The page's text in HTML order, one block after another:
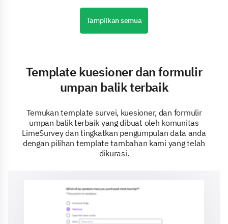
Tampilkan semua
Template kuesioner dan formulir
umpan balik terbaik
Temukan template survei, kuesioner, dan formulir
umpan balik terbaik yang dibuat oleh komunitas
LimeSurvey dan tingkatkan pengumpulan data anda
dengan pilihan template tambahan kami yang telah
dikurasi.